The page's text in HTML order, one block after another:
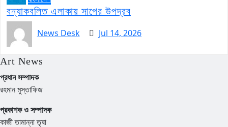
বন্যাকবলিত এলাকায় সাপের উপদ্রব
News Desk
Jul 14, 2026
Art News
প্রধান সম্পাদক
রহমান মুস্তাফিজ
প্রকাশক ও সম্পাদক
কাজী তামান্না তৃষা